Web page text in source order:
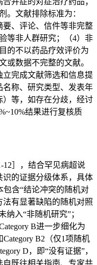
。文献排除标准为：
要、评论、信件等非完整
等非人群研究；（4）非
的不以药品疗效评价为
或数据不完整的文献。
完成文献筛选和信息提
称、研究类型、发表年
等，如存在分歧，经讨
结果进行复核质
12］，结合罕见病超说
的证据分级体系，具体
包含“结论冲突的随机对
有显著缺陷的随机对照
入“非随机研究”；
B进一步细化为
B2（仅1项随机
D，即“没有证据”，
既往相关指南、专家共